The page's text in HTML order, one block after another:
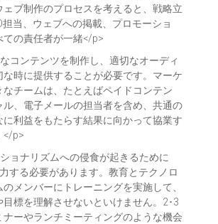
ェブ制作のプロセスを考えると、戦略立
当、ウェブへの掲載、プロモーショ
ての責任者が一緒</p>
コンテンツを制作し、適切なオーディ
な時に提供することが必要です。マーケ
チームは、たとえばペイドコンテン
ル、電子メールの担当者を含め、共通の
に利益をもたらす結果に向かって協業す
</p>
ョナリズムへの侵食が起きるために
する必要があります。教育とテクノロ
メンバーにトレーニングを実施して、
標を理解させないといけません。2･3
ーやランチミーティングのような機会